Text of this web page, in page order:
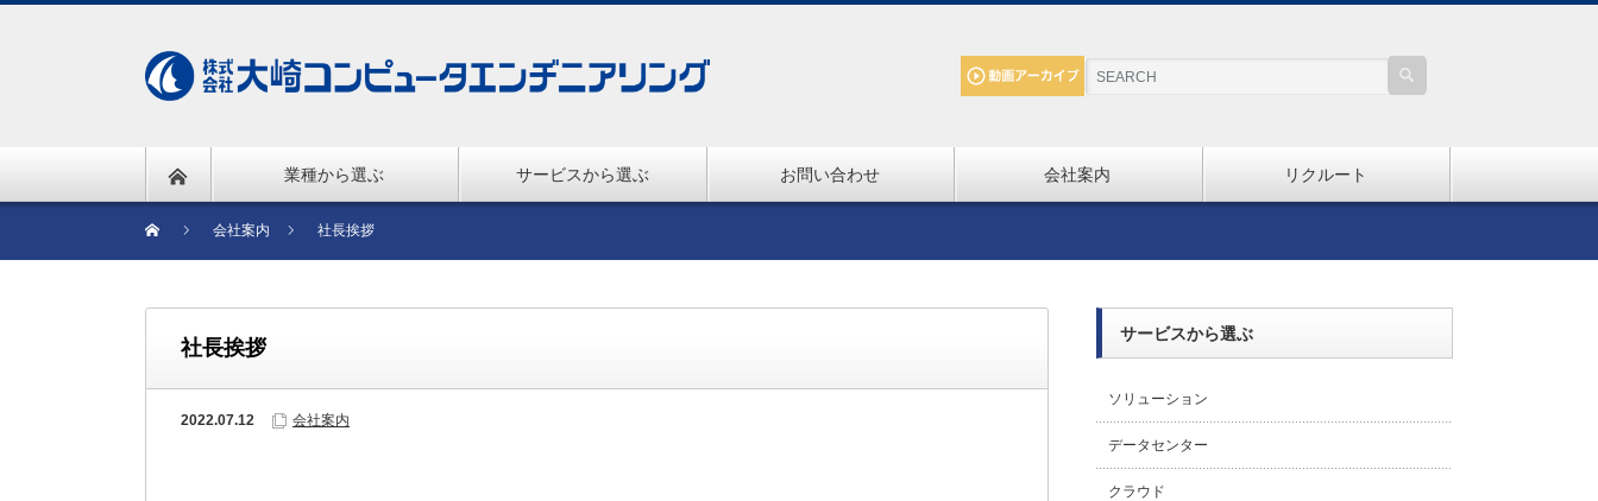
業種から選ぶ サービスから選ぶ お問い合わせ 会社案内 リクルート
会社案内 社長挨拶
社長挨拶
2022.07.12 会社案内
サービスから選ぶ
ソリューション
データセンター
クラウド